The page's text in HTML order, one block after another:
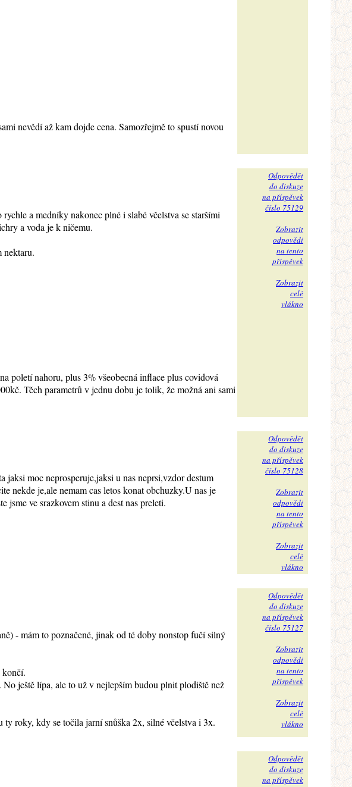
nevědí až kam dojde cena. Samozřejmě to spustí novou
a medníky nakonec plné i slabé včelstva se staršími
a voda je k ničemu.
nektaru.
poletí nahoru, plus 3% všeobecná inflace plus covidová
Těch parametrů v jednu dobu je tolik, že možná ani sami
Odpovědět
do diskuze
na příspěvek
číslo 75129
Zobrazit
odpovědi
na tento
příspěvek
Zobrazit
celé
vlákno
moc neprosperuje,jaksi u nas neprsi,vzdor destum
nekde je,ale nemam cas letos konat obchuzky.U nas je
jsme ve srazkovem stinu a dest nas preleti.
Odpovědět
do diskuze
na příspěvek
číslo 75128
Zobrazit
odpovědi
na tento
příspěvek
Zobrazit
celé
vlákno
- mám to poznačené, jinak od té doby nonstop fučí silný
končí.
ještě lípa, ale to už v nejlepším budou plnit plodiště než
roky, kdy se točila jarní snůška 2x, silné včelstva i 3x.
Odpovědět
do diskuze
na příspěvek
číslo 75127
Zobrazit
odpovědi
na tento
příspěvek
Zobrazit
celé
vlákno
Odpovědět
do diskuze
na příspěvek